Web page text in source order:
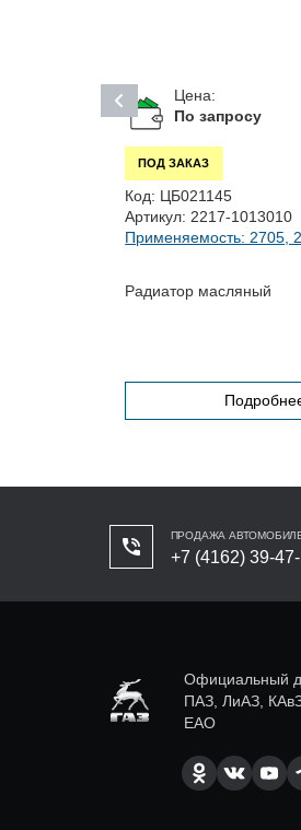
Цена:
По запросу
ПОД ЗАКАЗ
Код: ЦБ021145
Артикул: 2217-1013010
Применяемость: 2705,
Радиатор масляный
ПРОДАЖА
+7 (4162) 39-
Официальный
ПАЗ, ЛиАЗ,
ЕАО